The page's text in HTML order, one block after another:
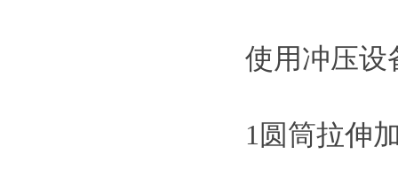
使用冲压设
1圆筒拉伸